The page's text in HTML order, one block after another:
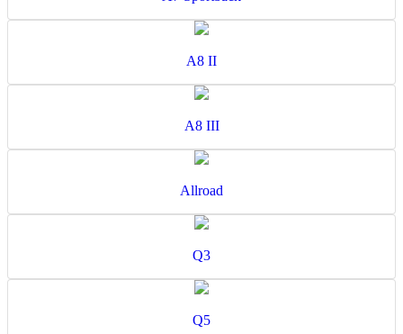
A8 II
A8 III
Allroad
Q3
Q5